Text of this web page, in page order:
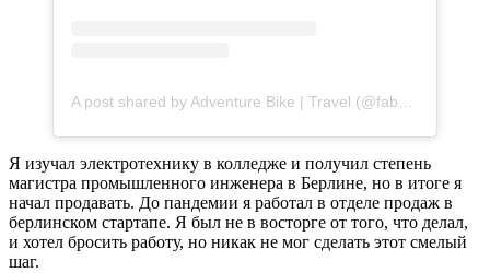
A post shared by Adventure Bike | Travel (@fabulousalive)
Я изучал электротехнику в колледже и получил степень
магистра промышленного инженера в Берлине, но в итоге я
начал продавать. До пандемии я работал в отделе продаж в
берлинском стартапе. Я был не в восторге от того, что делал,
и хотел бросить работу, но никак не мог сделать этот смелый
шаг.